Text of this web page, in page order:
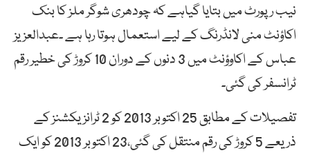
نیب رپورٹ میں بتایا گیاہے کہ چودھری شوگر ملز کا بنک
اکاؤنٹ منی لانڈرنگ کے لیے استعمال ہوتا رہا ہے ۔عبدالعزیز
عباس کے اکاوؤنٹ میں 3 دنوں کے دوران 10 کروڑ کی خطیر رقم
ٹرانسفر کی گئی۔
تفصیلات کے مطابق 25 اکتوبر 2013 کو 2 ٹرانزیکشنز کے
ذریعے 5 کروڑ کی رقم منتقل کی گئی،23 اکتوبر 2013 کو ایک